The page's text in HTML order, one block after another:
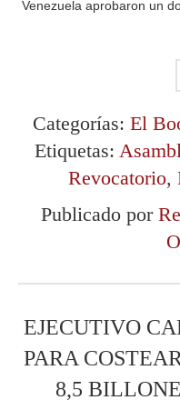
Venezuela aprobaron un
Categorías: El
Etiquetas:
Revocatorio,
Publicado por
EJECUTIVO
PARA
8,5